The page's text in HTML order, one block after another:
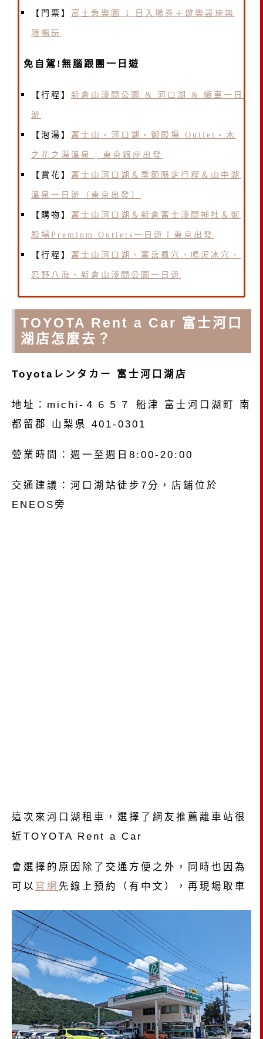
【門票】 富士急樂園 1 日入場券＋遊樂設施無
限暢玩
免自駕!無腦跟團一日遊
【行程】 新倉山淺間公園 & 河口湖 & 纜車一日
遊
【泡湯】 富士山・河口湖・御殿場 Outlet・木
之花之湯溫泉 | 東京銀座出發
【賞花】 富士山河口湖＆季節限定行程＆山中湖
溫泉一日遊（東京出發）
【購物】 富士山河口湖＆新倉富士淺間神社＆御
殿場Premium Outlets一日遊丨東京出發
【行程】 富士山河口湖、富岳風穴、鳴沢冰穴、
忍野八海、新倉山淺間公園一日遊
TOYOTA Rent a Car 富士河口
湖店怎麼去？
Toyotaレンタカー 富士河口湖店
地址：michi-４６５７ 船津 富士河口湖町 南
都留郡 山梨県 401-0301
營業時間：週一至週日8:00-20:00
交通建議：河口湖站徒步7分，店鋪位於
ENEOS旁
這次來河口湖租車，選擇了網友推薦離車站很
近TOYOTA Rent a Car
會選擇的原因除了交通方便之外，同時也因為
可以 官網 先線上預約（有中文），再現場取車